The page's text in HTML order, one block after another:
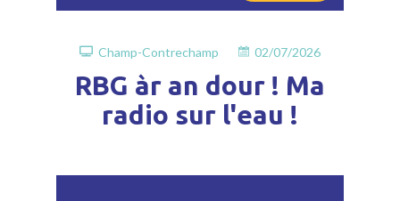
Champ-Contrechamp 02/07/2026
RBG àr an dour ! Ma
radio sur l'eau !